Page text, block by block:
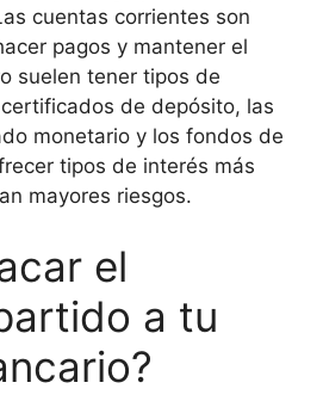
cuentas corrientes son
pagos y mantener el
suelen tener tipos de
de depósito, las
monetario y los fondos de
tipos de interés más
mayores riesgos.
el
a tu